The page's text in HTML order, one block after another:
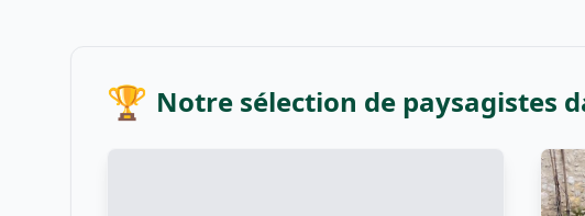
🏆 Notre sélection de paysagistes